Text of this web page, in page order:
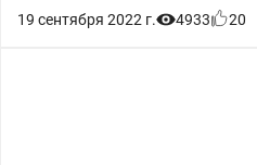
19 сентября 2022 г. 4933 20